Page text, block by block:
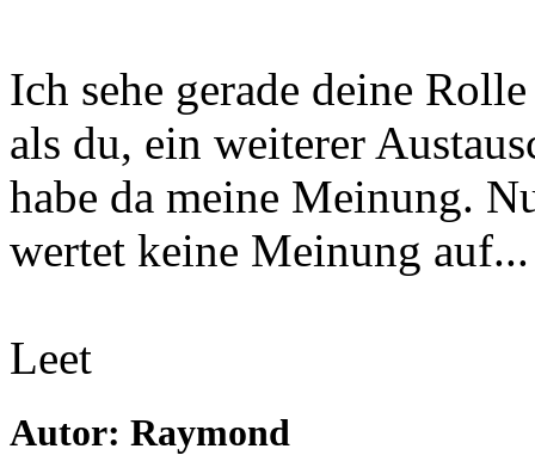
Ich sehe gerade deine
als du, ein weiterer
habe da meine Meinung.
wertet keine Meinung
Leet
Autor: Raymond